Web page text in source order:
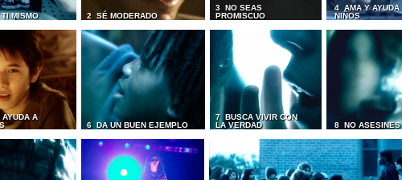
MISMO 2 SÉ MODERADO
3 NO SEAS
PROMISCUO
4 AMA Y AYUDA
NIÑOS
A
6 DA UN BUEN EJEMPLO
7 BUSCA VIVIR CON
LA VERDAD
8 NO ASESINES